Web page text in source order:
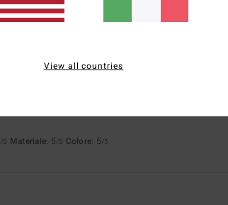
/5 Materiale: 5/5 Colore: 5/5
View all countries